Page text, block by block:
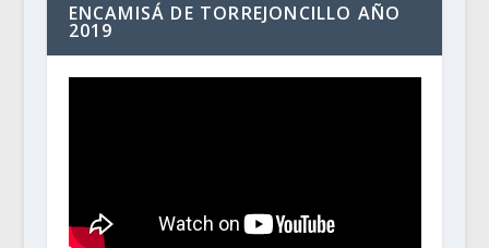
ENCAMISÁ DE TORREJONCILLO AÑO
2019